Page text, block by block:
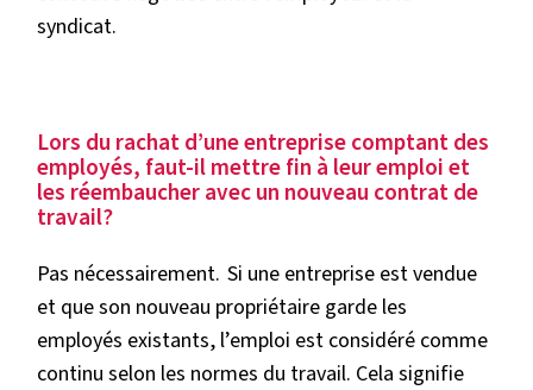
syndicat.
Lors du rachat d’une entreprise comptant des
employés, faut-il mettre fin à leur emploi et
les réembaucher avec un nouveau contrat de
travail?
Pas nécessairement. Si une entreprise est vendue
et que son nouveau propriétaire garde les
employés existants, l’emploi est considéré comme
continu selon les normes du travail. Cela signifie